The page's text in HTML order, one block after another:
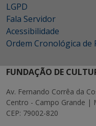
LGPD
Fala Servidor
Acessibilidade
Ordem Cronológica de
FUNDAÇÃO DE
Av. Fernando Corrêa da
Centro - Campo Grande |
CEP: 79002-820